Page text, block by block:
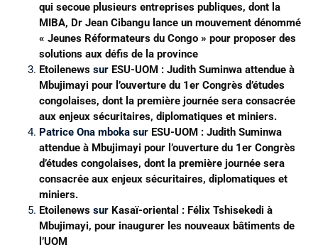
qui secoue plusieurs entreprises publiques, dont la
MIBA, Dr Jean Cibangu lance un mouvement dénommé
« Jeunes Réformateurs du Congo » pour proposer des
solutions aux défis de la province
Etoilenews sur ESU-UOM : Judith Suminwa attendue à
Mbujimayi pour l’ouverture du 1er Congrès d’études
congolaises, dont la première journée sera consacrée
aux enjeux sécuritaires, diplomatiques et miniers.
Patrice Ona mboka sur ESU-UOM : Judith Suminwa
attendue à Mbujimayi pour l’ouverture du 1er Congrès
d’études congolaises, dont la première journée sera
consacrée aux enjeux sécuritaires, diplomatiques et
miniers.
Etoilenews sur Kasaï-oriental : Félix Tshisekedi à
Mbujimayi, pour inaugurer les nouveaux bâtiments de
l’UOM